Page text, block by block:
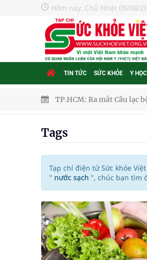
Hôm nay: Chủ Nhật 09/08/
TIN TỨC SỨC KHỎE Y
TP.HCM: Ra mắt Câu lạc
Triển khai đồng bộ các
Cách âm nhạc trị liệu
Dự báo thời tiết ngày 08/
Đắk Lắk: Đẩy nhanh tiến
Tổng hợp những cách trị
Tags
Tạp chí điện tử Sức khỏe
" nước sạch ", chúc bạn tìm